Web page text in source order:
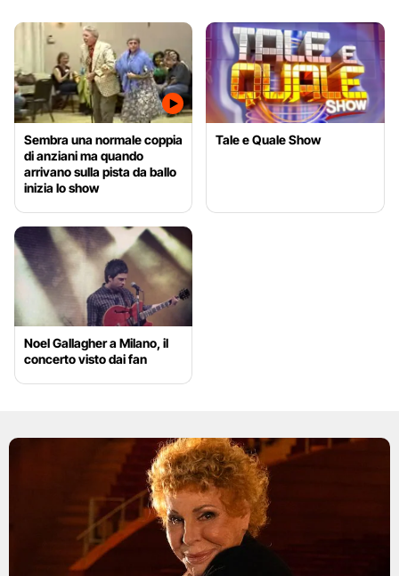
Sembra una normale coppia
di anziani ma quando
arrivano sulla pista da ballo
inizia lo show
Tale e Quale Show
Noel Gallagher a Milano, il
concerto visto dai fan